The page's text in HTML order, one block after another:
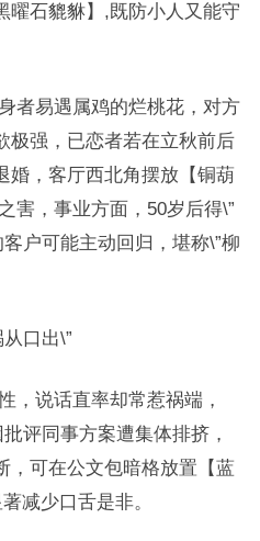
曜石貔貅】,既防小人又能守
者易遇属鸡的烂桃花，对方
极强，已恋者若在立秋前后
婚，客厅西北角摆放【铜葫
害，事业方面，50岁后得\”
户可能主动回归，堪称\”柳
口出\”
，说话直率却常惹祸端，
评同事方案遭集体排挤，
，可在公文包暗格放置【蓝
减少口舌是非。